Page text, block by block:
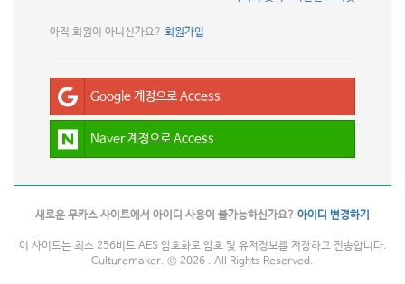
아직 회원이 아니신가요? 회원가입
Google 계정으로 Access
Naver 계정으로 Access
새로운 무카스 사이트에서 아이디 사용이 불가능하신가요? 아이디 변경하기
이 사이트는 최소 256비트 AES 암호화로 암호 및 유저정보를 저장하고 전송합니다.
Culturemaker. © 2026 . All Rights Reserved.